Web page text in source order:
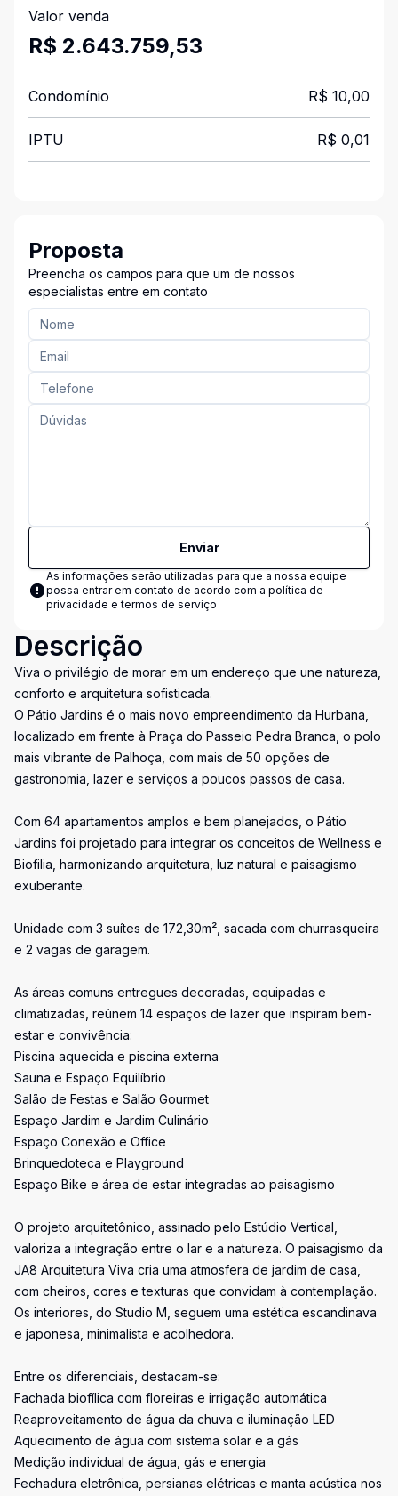
Valor venda
R$ 2.643.759,53
Condomínio R$ 10,00
IPTU R$ 0,01
Proposta
Preencha os campos para que um de nossos
especialistas entre em contato
Enviar
As informações serão utilizadas para que a nossa equipe
possa entrar em contato de acordo com a política de
privacidade e termos de serviço
Descrição
Viva o privilégio de morar em um endereço que une natureza,
conforto e arquitetura sofisticada.
O Pátio Jardins é o mais novo empreendimento da Hurbana,
localizado em frente à Praça do Passeio Pedra Branca, o polo
mais vibrante de Palhoça, com mais de 50 opções de
gastronomia, lazer e serviços a poucos passos de casa.
Com 64 apartamentos amplos e bem planejados, o Pátio
Jardins foi projetado para integrar os conceitos de Wellness e
Biofilia, harmonizando arquitetura, luz natural e paisagismo
exuberante.
Unidade com 3 suítes de 172,30m², sacada com churrasqueira
e 2 vagas de garagem.
As áreas comuns entregues decoradas, equipadas e
climatizadas, reúnem 14 espaços de lazer que inspiram bem-
estar e convivência:
Piscina aquecida e piscina externa
Sauna e Espaço Equilíbrio
Salão de Festas e Salão Gourmet
Espaço Jardim e Jardim Culinário
Espaço Conexão e Office
Brinquedoteca e Playground
Espaço Bike e área de estar integradas ao paisagismo
O projeto arquitetônico, assinado pelo Estúdio Vertical,
valoriza a integração entre o lar e a natureza. O paisagismo da
JA8 Arquitetura Viva cria uma atmosfera de jardim de casa,
com cheiros, cores e texturas que convidam à contemplação.
Os interiores, do Studio M, seguem uma estética escandinava
e japonesa, minimalista e acolhedora.
Entre os diferenciais, destacam-se:
Fachada biofílica com floreiras e irrigação automática
Reaproveitamento de água da chuva e iluminação LED
Aquecimento de água com sistema solar e a gás
Medição individual de água, gás e energia
Fechadura eletrônica, persianas elétricas e manta acústica nos